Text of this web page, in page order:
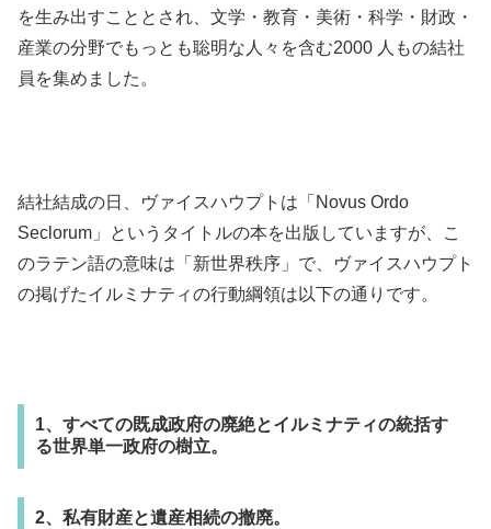
を生み出すこととされ、文学・教育・美術・科学・財政・
産業の分野でもっとも聡明な人々を含む2000 人もの結社
員を集めました。
結社結成の日、ヴァイスハウプトは「Novus Ordo
Seclorum」というタイトルの本を出版していますが、こ
のラテン語の意味は「新世界秩序」で、ヴァイスハウプト
の掲げたイルミナティの行動綱領は以下の通りです。
1、すべての既成政府の廃絶とイルミナティの統括す
る世界単一政府の樹立。
2、私有財産と遺産相続の撤廃。